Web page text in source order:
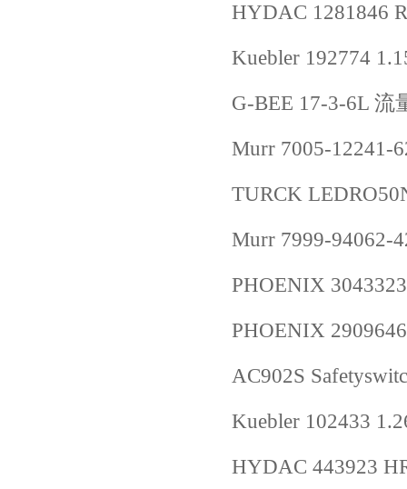
HYDAC 1281846
Kuebler 192774
G-BEE 17-3-6L 流
Murr 7005-12241-
TURCK
Murr 7999-94062-
PHOENIX 3043323
PHOENIX 2909646
AC902S
Kuebler 102433
HYDAC 443923